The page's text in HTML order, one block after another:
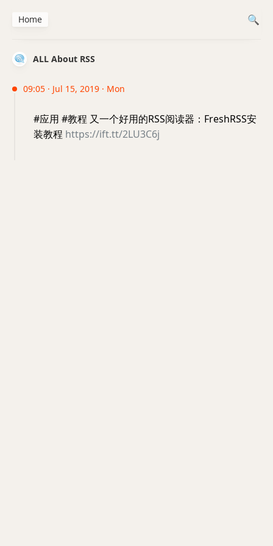
ALL About RSS
09:05 · Jul 15, 2019 · Mon
#应用 #教程 又一个好用的RSS阅读器：FreshRSS安
装教程 https://ift.tt/2LU3C6j
Home